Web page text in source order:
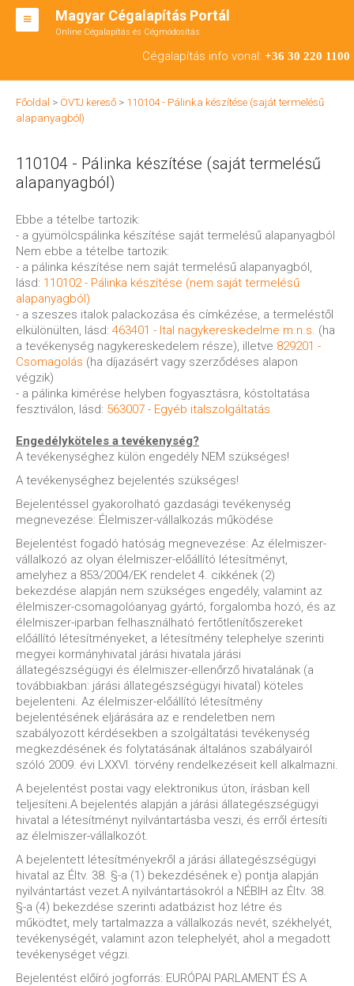
Magyar Cégalapítás Portál
Online Cégalapítás és Cégmódosítás
Cégalapítás info vonal: +36 30 220 1100
BT ALAPÍTÁS
RT ALAPÍTÁS
ÁTALAKULÁS
ENGEDÉLYKÖTELES
KAPCSOLAT
IRODÁK
Főoldal > ÖVTJ kereső > 110104 - Pálinka készítése (saját termelésű
alapanyagból)
110104 - Pálinka készítése (saját termelésű
alapanyagból)
Ebbe a tételbe tartozik:
- a gyümölcspálinka készítése saját termelésű alapanyagból
Nem ebbe a tételbe tartozik:
- a pálinka készítése nem saját termelésű alapanyagból,
lásd: 110102 - Pálinka készítése (nem saját termelésű
alapanyagból)
- a szeszes italok palackozása és címkézése, a termeléstől
elkülönülten, lásd: 463401 - Ital nagykereskedelme m.n.s. (ha
a tevékenység nagykereskedelem része), illetve 829201 -
Csomagolás (ha díjazásért vagy szerződéses alapon
végzik)
- a pálinka kimérése helyben fogyasztásra, kóstoltatása
fesztiválon, lásd: 563007 - Egyéb italszolgáltatás
Engedélyköteles a tevékenység?
A tevékenységhez külön engedély NEM szükséges!
A tevékenységhez bejelentés szükséges!
Bejelentéssel gyakorolható gazdasági tevékenység
megnevezése: Élelmiszer-vállalkozás működése
Bejelentést fogadó hatóság megnevezése: Az élelmiszer-
vállalkozó az olyan élelmiszer-előállító létesítményt,
amelyhez a 853/2004/EK rendelet 4. cikkének (2)
bekezdése alapján nem szükséges engedély, valamint az
élelmiszer-csomagolóanyag gyártó, forgalomba hozó, és az
élelmiszer-iparban felhasználható fertőtlenítőszereket
előállító létesítményeket, a létesítmény telephelye szerinti
megyei kormányhivatal járási hivatala járási
állategészségügyi és élelmiszer-ellenőrző hivatalának (a
továbbiakban: járási állategészségügyi hivatal) köteles
bejelenteni. Az élelmiszer-előállító létesítmény
bejelentésének eljárására az e rendeletben nem
szabályozott kérdésekben a szolgáltatási tevékenység
megkezdésének és folytatásának általános szabályairól
szóló 2009. évi LXXVI. törvény rendelkezéseit kell alkalmazni.
A bejelentést postai vagy elektronikus úton, írásban kell
teljesíteni.A bejelentés alapján a járási állategészségügyi
hivatal a létesítményt nyilvántartásba veszi, és erről értesíti
az élelmiszer-vállalkozót.
A bejelentett létesítményekről a járási állategészségügyi
hivatal az Éltv. 38. §-a (1) bekezdésének e) pontja alapján
nyilvántartást vezet.A nyilvántartásokról a NÉBIH az Éltv. 38.
§-a (4) bekezdése szerinti adatbázist hoz létre és
működtet, mely tartalmazza a vállalkozás nevét, székhelyét,
tevékenységét, valamint azon telephelyét, ahol a megadott
tevékenységet végzi.
Bejelentést előíró jogforrás: EURÓPAI PARLAMENT ÉS A